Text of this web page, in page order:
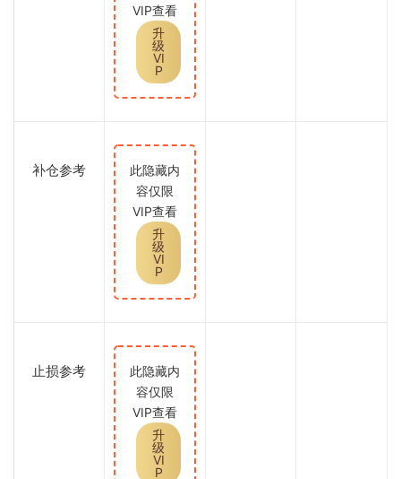
VIP查看
升
级
VI
P
补仓参考
此隐藏内
容仅限
VIP查看
升
级
VI
P
止损参考
此隐藏内
容仅限
VIP查看
升
级
VI
P